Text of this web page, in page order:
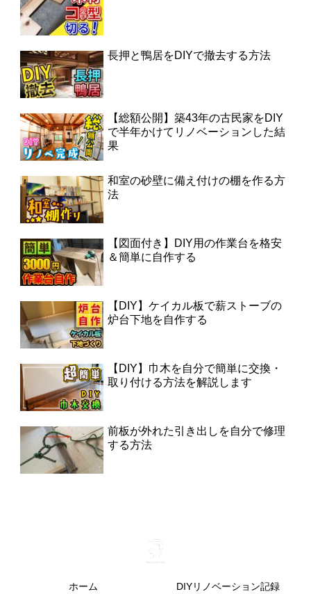
長押と鴨居をDIYで撤去する方法
【総額公開】築43年の古民家をDIY
で半年かけてリノベーションした結
果
和室の砂壁に備え付けの棚を作る方
法
【図面付き】DIY用の作業台を格安
＆簡単に自作する
【DIY】ケイカル板で薪ストーブの
炉台下地を自作する
【DIY】巾木を自分で簡単に交換・
取り付ける方法を解説します
前板が外れた引き出しを自分で修理
する方法
ホーム DIYリノベーション記録